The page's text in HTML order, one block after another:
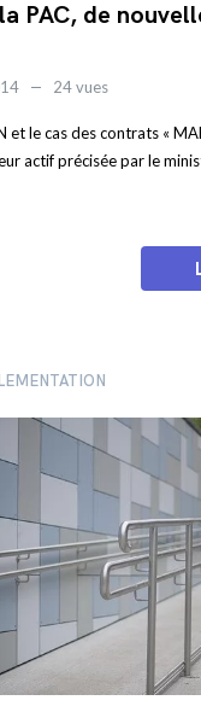
PAC, de
24 vues
et le cas des contrats «
actif précisée par le